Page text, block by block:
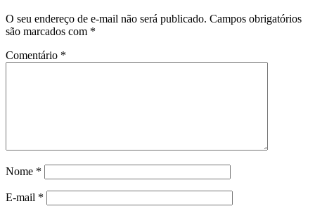
O seu endereço de e-mail não será publicado. Campos obrigatórios
são marcados com *
Comentário *
Nome *
E-mail *